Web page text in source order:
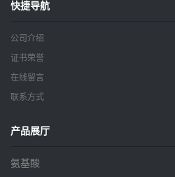
快捷导航
公司介绍
证书荣誉
在线留言
联系方式
产品展厅
氨基酸